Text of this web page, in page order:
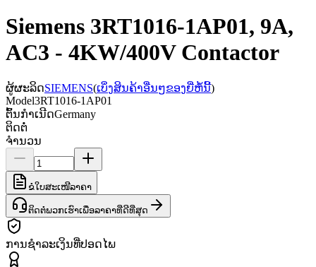
Siemens 3RT1016-1AP01, 9A,
AC3 - 4KW/400V Contactor
ຜູ້ຜະລິດSIEMENS(ເບິ່ງສິນຄ້າອື່ນໆຂອງຍີ່ຫໍ້ນີ້)
Model3RT1016-1AP01
ຕົ້ນກຳເນີດGermany
ຕິດຕໍ່
ຈຳນວນ
ຂໍໃບສະເໜີລາຄາ
ຕິດຕໍ່ພວກເຮົາເພື່ອລາຄາທີ່ດີທີ່ສຸດ
ການຊຳລະເງິນທີ່ປອດໄພ